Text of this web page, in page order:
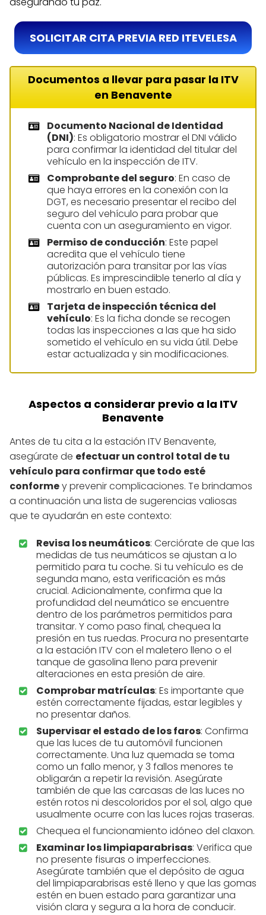
SOLICITAR CITA PREVIA RED ITEVELESA
Documentos a llevar para pasar la ITV
en Benavente
Documento Nacional de Identidad
(DNI): Es obligatorio mostrar el DNI válido
para confirmar la identidad del titular del
vehículo en la inspección de ITV.
Comprobante del seguro: En caso de
que haya errores en la conexión con la
DGT, es necesario presentar el recibo del
seguro del vehículo para probar que
cuenta con un aseguramiento en vigor.
Permiso de conducción: Este papel
acredita que el vehículo tiene
autorización para transitar por las vías
públicas. Es imprescindible tenerlo al día y
mostrarlo en buen estado.
Tarjeta de inspección técnica del
vehículo: Es la ficha donde se recogen
todas las inspecciones a las que ha sido
sometido el vehículo en su vida útil. Debe
estar actualizada y sin modificaciones.
Aspectos a considerar previo a la ITV
Benavente
Antes de tu cita a la estación ITV Benavente,
asegúrate de efectuar un control total de tu
vehículo para confirmar que todo esté
conformey prevenir complicaciones. Te brindamos
a continuación una lista de sugerencias valiosas
que te ayudarán en este contexto:
Revisa los neumáticos: Cerciórate de que las
medidas de tus neumáticos se ajustan a lo
permitido para tu coche. Si tu vehículo es de
segunda mano, esta verificación es más
crucial. Adicionalmente, confirma que la
profundidad del neumático se encuentre
dentro de los parámetros permitidos para
transitar. Y como paso final, chequea la
presión en tus ruedas. Procura no presentarte
a la estación ITV con el maletero lleno o el
tanque de gasolina lleno para prevenir
alteraciones en esta presión de aire.
Comprobar matrículas: Es importante que
estén correctamente fijadas, estar legibles y
no presentar daños.
Supervisar el estado de los faros: Confirma
que las luces de tu automóvil funcionen
correctamente. Una luz quemada se toma
como un fallo menor, y 3 fallos menores te
obligarán a repetir la revisión. Asegúrate
también de que las carcasas de las luces no
estén rotos ni descoloridos por el sol, algo que
usualmente ocurre con las luces rojas traseras.
Chequea el funcionamiento idóneo del claxon.
Examinar los limpiaparabrisas: Verifica que
no presente fisuras o imperfecciones.
Asegúrate también que el depósito de agua
del limpiaparabrisas esté lleno y que las gomas
estén en buen estado para garantizar una
visión clara y segura a la hora de conducir.